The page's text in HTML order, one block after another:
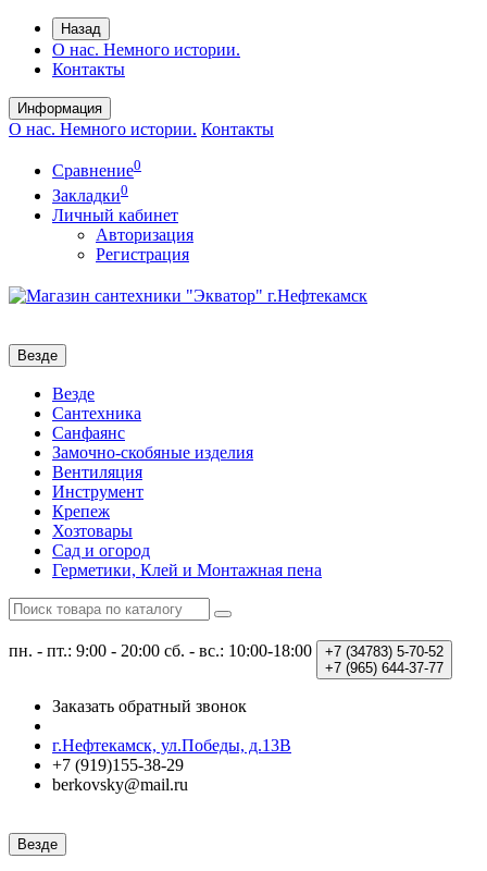
Назад
О нас. Немного истории.
Контакты
Информация
О нас. Немного истории. Контакты
Сравнение0
Закладки0
Личный кабинет
Авторизация
Регистрация
Везде
Везде
Сантехника
Санфаянс
Замочно-скобяные изделия
Вентиляция
Инструмент
Крепеж
Хозтовары
Сад и огород
Герметики, Клей и Монтажная пена
пн. - пт.: 9:00 - 20:00 сб. - вс.: 10:00-18:00 +7 (34783) 5-70-52
+7 (965) 644-37-77
Заказать обратный звонок
г.Нефтекамск, ул.Победы, д.13В
+7 (919)155-38-29
berkovsky@mail.ru
Везде